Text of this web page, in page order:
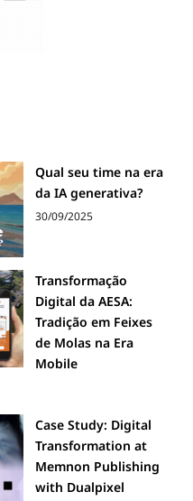
Qual seu time na era
da IA generativa?
30/09/2025
Transformação
Digital da AESA:
Tradição em Feixes
de Molas na Era
Mobile
Case Study: Digital
Transformation at
Memnon Publishing
with Dualpixel